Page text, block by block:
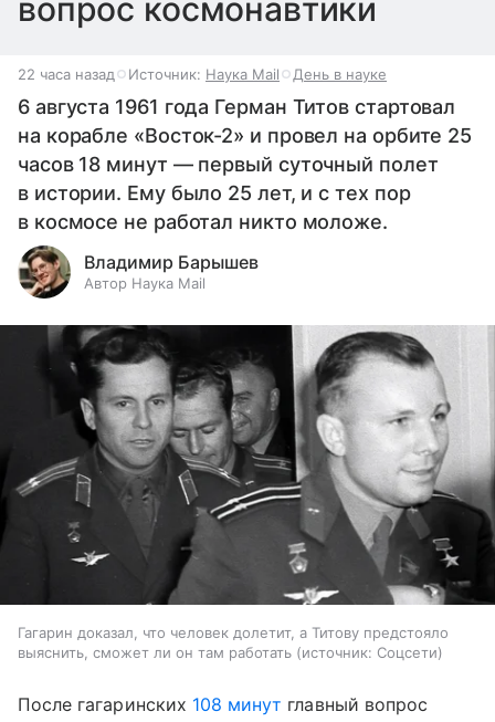
вопрос космонавтики
22 часа назад Источник: Наука Mail День в науке
6 августа 1961 года Герман Титов стартовал
на корабле «Восток-2» и провел на орбите 25
часов 18 минут — первый суточный полет
в истории. Ему было 25 лет, и с тех пор
в космосе не работал никто моложе.
Владимир Барышев
Автор Наука Mail
Гагарин доказал, что человек долетит, а Титову предстояло
выяснить, сможет ли он там работать
источник: Соцсети
После гагаринских 108 минут главный вопрос